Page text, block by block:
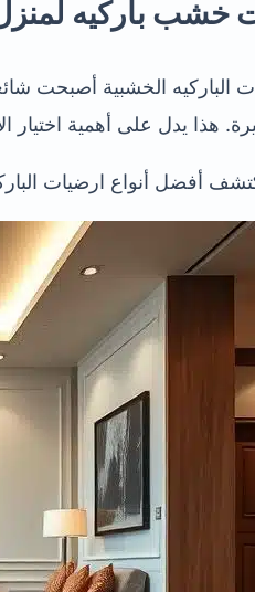
خشب باركيه
هذا يدل على أهمية اختيار
أفضل أنواع ارضيات